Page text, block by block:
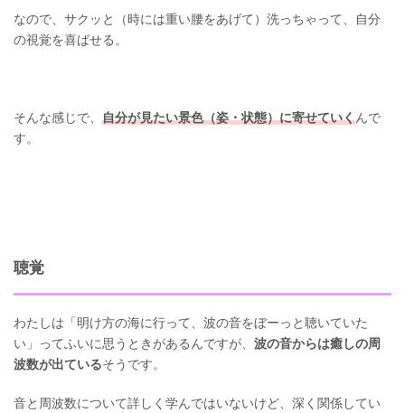
なので、サクッと（時には重い腰をあげて）洗っちゃって、自分
の視覚を喜ばせる。
そんな感じで、 自分が見たい景色（姿・状態）に寄せていくんで
す。
聴覚
わたしは「明け方の海に行って、波の音をぼーっと聴いていた
い」ってふいに思うときがあるんですが、 波の音からは癒しの周
波数が出ているそうです。
音と周波数について詳しく学んではいないけど、深く関係してい